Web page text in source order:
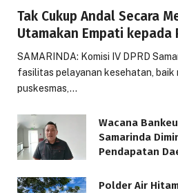
Tak Cukup Andal Secara
Utamakan Empati kepada
SAMARINDA: Komisi IV DPRD
fasilitas pelayanan kesehatan, baik
puskesmas,…
Wacana
Samarinda
Pendapatan
Polder Air